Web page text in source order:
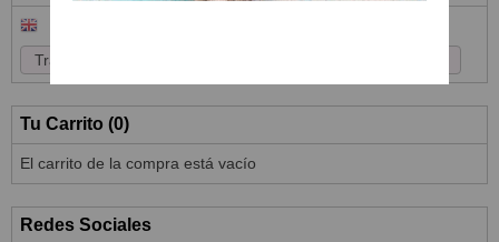
Tu Carrito (0)
El carrito de la compra está vacío
Redes Sociales